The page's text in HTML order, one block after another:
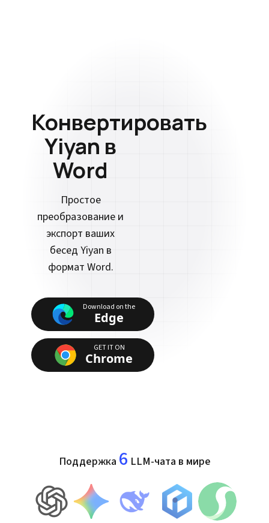
Конвертировать
Yiyan в
Word
Простое
преобразование и
экспорт ваших
бесед Yiyan в
формат Word.
Download on the
Edge
GET IT ON
Chrome
Поддержка 6 LLM-чата в мире